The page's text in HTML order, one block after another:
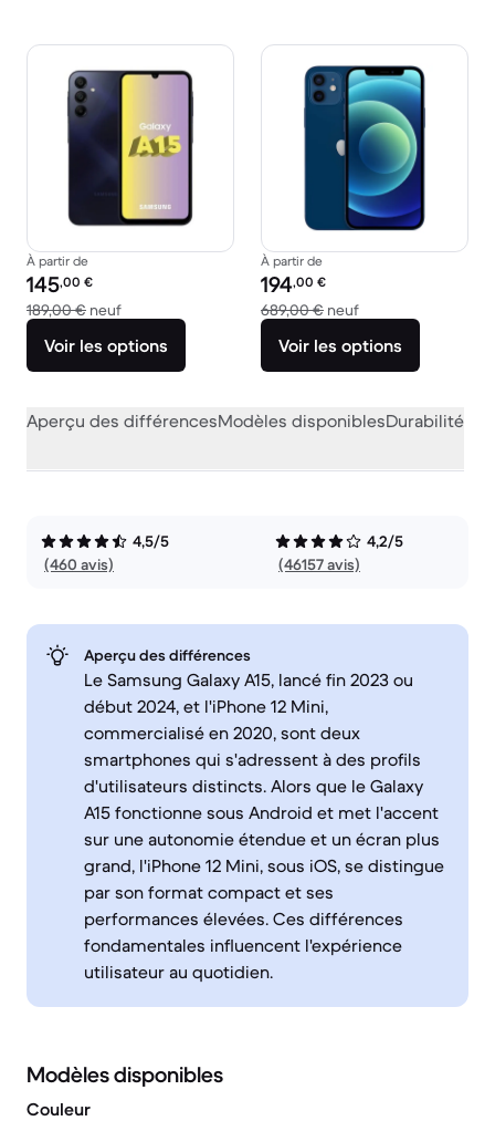
À partir de
Prix reconditionné :
145,00 €
189,00 € neufcontre 189,00 € neuf
Voir les options
À partir de
Prix reconditionné :
194,00 €
689,00 € neufcontre 689,00 €
Voir les options
Aperçu des différencesModèles disponiblesDurabilité
4,5/5
(460 avis)
4,2/5
(46157 avis)
Aperçu des différences
Le Samsung Galaxy A15, lancé fin 2023 ou
début 2024, et l'iPhone 12 Mini,
commercialisé en 2020, sont deux
smartphones qui s'adressent à des profils
d'utilisateurs distincts. Alors que le Galaxy
A15 fonctionne sous Android et met l'accent
sur une autonomie étendue et un écran plus
grand, l'iPhone 12 Mini, sous iOS, se distingue
par son format compact et ses
performances élevées. Ces différences
fondamentales influencent l'expérience
utilisateur au quotidien.
Modèles disponibles
Couleur